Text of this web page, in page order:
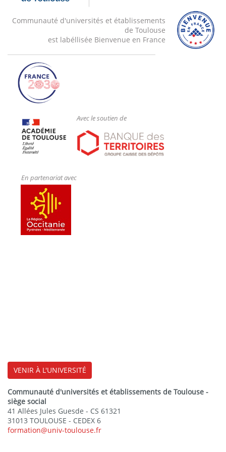
Communauté d'universités et établissements
de Toulouse
est labéllisée Bienvenue en France
Avec le soutien de
En partenariat avec
VENIR À L'UNIVERSITÉ
Communauté d'universités et établissements de Toulouse -
siège social
41 Allées Jules Guesde - CS 61321
31013 TOULOUSE - CEDEX 6
formation@univ-toulouse.fr